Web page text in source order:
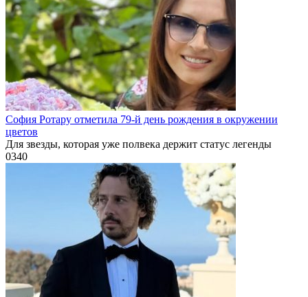
София Ротару отметила 79-й день рождения в окружении
цветов
Для звезды, которая уже полвека держит статус легенды
0340